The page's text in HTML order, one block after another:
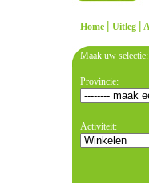
Home | Uitleg |
Maak uw selectie:
Provincie:
Activiteit: